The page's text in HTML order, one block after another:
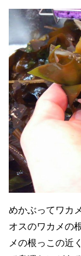
めかぶってワカ
オスのワカメの
メの根っこの近